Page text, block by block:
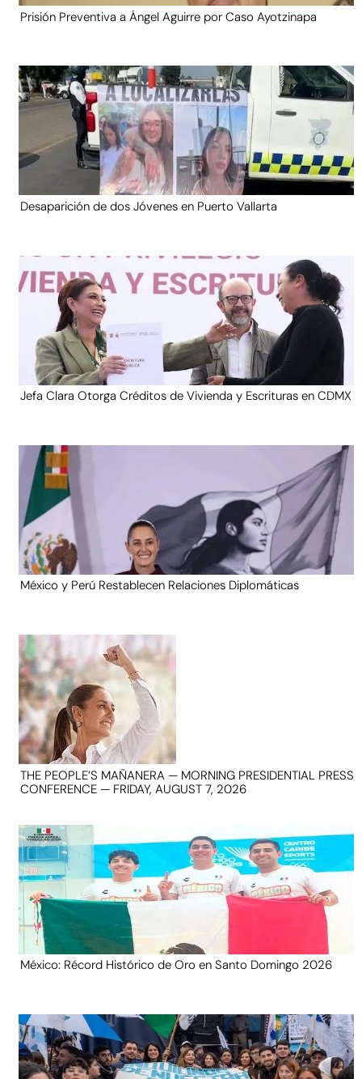
Prisión Preventiva a Ángel Aguirre por Caso Ayotzinapa
Desaparición de dos Jóvenes en Puerto Vallarta
Jefa Clara Otorga Créditos de Vivienda y Escrituras en CDMX
México y Perú Restablecen Relaciones Diplomáticas
THE PEOPLE’S MAÑANERA — MORNING PRESIDENTIAL PRESS
CONFERENCE — FRIDAY, AUGUST 7, 2026
México: Récord Histórico de Oro en Santo Domingo 2026